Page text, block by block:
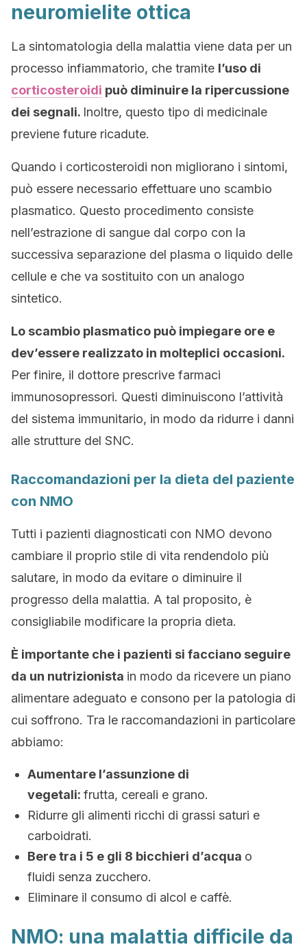
neuromielite ottica
La sintomatologia della malattia viene data per un
processo infiammatorio, che tramite l’uso di
corticosteroidi può diminuire la ripercussione
dei segnali. Inoltre, questo tipo di medicinale
previene future ricadute.
Quando i corticosteroidi non migliorano i sintomi,
può essere necessario effettuare uno scambio
plasmatico. Questo procedimento consiste
nell’estrazione di sangue dal corpo con la
successiva separazione del plasma o liquido delle
cellule e che va sostituito con un analogo
sintetico.
Lo scambio plasmatico può impiegare ore e
dev’essere realizzato in molteplici occasioni.
Per finire, il dottore prescrive farmaci
immunosopressori. Questi diminuiscono l’attività
del sistema immunitario, in modo da ridurre i danni
alle strutture del SNC.
Raccomandazioni per la dieta del paziente
con NMO
Tutti i pazienti diagnosticati con NMO devono
cambiare il proprio stile di vita rendendolo più
salutare, in modo da evitare o diminuire il
progresso della malattia. A tal proposito, è
consigliabile modificare la propria dieta.
È importante che i pazienti si facciano seguire
da un nutrizionista in modo da ricevere un piano
alimentare adeguato e consono per la patologia di
cui soffrono. Tra le raccomandazioni in particolare
abbiamo:
Aumentare l’assunzione di
vegetali: frutta, cereali e grano.
Ridurre gli alimenti ricchi di grassi saturi e
carboidrati.
Bere tra i 5 e gli 8 bicchieri d’acqua o
fluidi senza zucchero.
Eliminare il consumo di alcol e caffè.
NMO: una malattia difficile da